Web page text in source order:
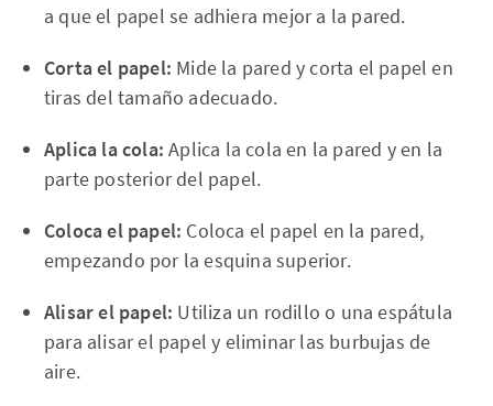
a que el papel se adhiera mejor a la pared.
Corta el papel: Mide la pared y corta el papel en
tiras del tamaño adecuado.
Aplica la cola: Aplica la cola en la pared y en la
parte posterior del papel.
Coloca el papel: Coloca el papel en la pared,
empezando por la esquina superior.
Alisar el papel: Utiliza un rodillo o una espátula
para alisar el papel y eliminar las burbujas de
aire.